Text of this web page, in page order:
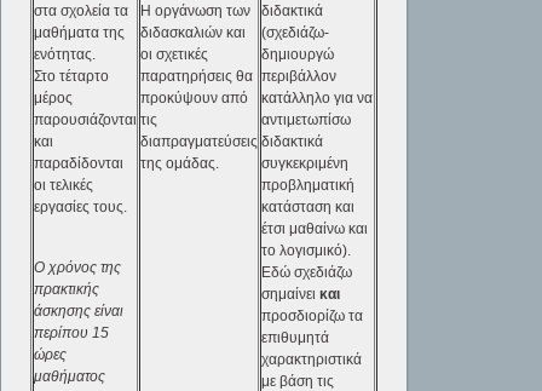
στα σχολεία τα
μαθήματα της
ενότητας.
Στο τέταρτο
μέρος
παρουσιάζονται
και
παραδίδονται
οι τελικές
εργασίες τους.
Ο χρόνος της
πρακτικής
άσκησης είναι
περίπου 15
ώρες
μαθήματος
Η οργάνωση των
διδασκαλιών και
οι σχετικές
παρατηρήσεις θα
προκύψουν από
τις
διαπραγματεύσεις
της ομάδας.
διδακτικά
(σχεδιάζω-
δημιουργώ
περιβάλλον
κατάλληλο για να
αντιμετωπίσω
διδακτικά
συγκεκριμένη
προβληματική
κατάσταση και
έτσι μαθαίνω και
το λογισμικό).
Εδώ σχεδιάζω
σημαίνεικαι
προσδιορίζω τα
επιθυμητά
χαρακτηριστικά
με βάση τις